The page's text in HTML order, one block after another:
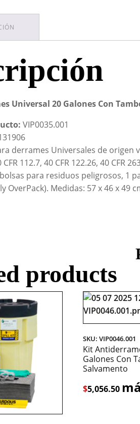
Universal 20 Galones Con
VIP0035.001
derrames Universales de origen
112.7, 40 CFR 122.26, 40 CFR
para residuos peligrosos, 1
OverPack). Medidas: 57 x 46 x 49
products
SKU: VIP0046.001
Kit
Galones Con
Salvamento
$5,056.50